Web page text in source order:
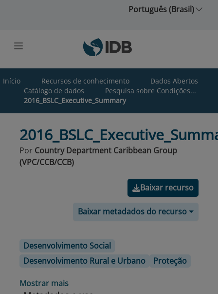
Português (Brasil)
Início Recursos de conhecimento
Dados Abertos
Catálogo de dados
Pesquisa sobre Condições...
2016_BSLC_Executive_Summary
Por Country Department Caribbean Group
(VPC/CCB/CCB)
Baixar recurso
Baixar metadados do recurso
Desenvolvimento Social
Desenvolvimento Rural e Urbano
Proteção
Mostrar mais